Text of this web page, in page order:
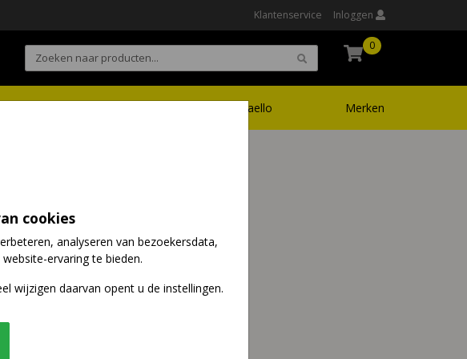
cookies
analyseren van bezoekersdata,
ervaring te bieden.
wijzigen daarvan opent u de instellingen.
Klantenservice Inloggen
0
Vaello Merken